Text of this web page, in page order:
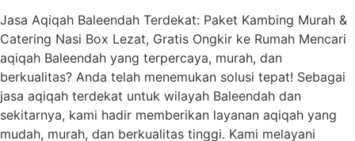
Jasa Aqiqah Baleendah Terdekat: Paket Kambing Murah &
Catering Nasi Box Lezat, Gratis Ongkir ke Rumah Mencari
aqiqah Baleendah yang terpercaya, murah, dan
berkualitas? Anda telah menemukan solusi tepat! Sebagai
jasa aqiqah terdekat untuk wilayah Baleendah dan
sekitarnya, kami hadir memberikan layanan aqiqah yang
mudah, murah, dan berkualitas tinggi. Kami melayani